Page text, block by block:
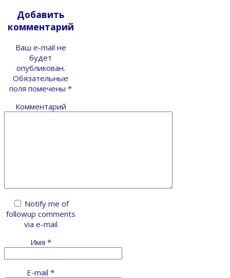
Добавить
комментарий
Ваш e-mail не
будет
опубликован.
Обязательные
поля помечены *
Комментарий
Notify me of
followup comments
via e-mail
Имя *
E-mail *